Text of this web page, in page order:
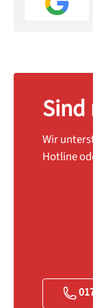
Sind
Wir
Hotline